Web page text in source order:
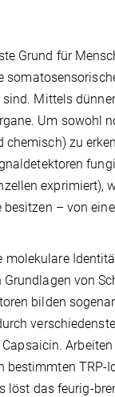
Grund für
Mittels
Um sowohl
zu
exprimiert),
– von
molekulare
von
bilden
bestimmten TRP-
löst das feurig-